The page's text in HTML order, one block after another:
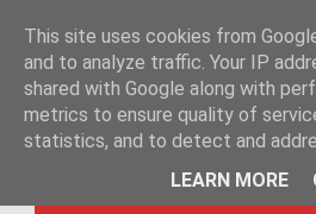
This site uses cookies from
and to analyze traffic. Your IP
shared with Google along with
metrics to ensure quality of
statistics, and to detect and
LEARN MORE